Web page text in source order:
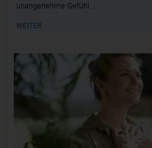
unangenehme Gefühl,
WEITER